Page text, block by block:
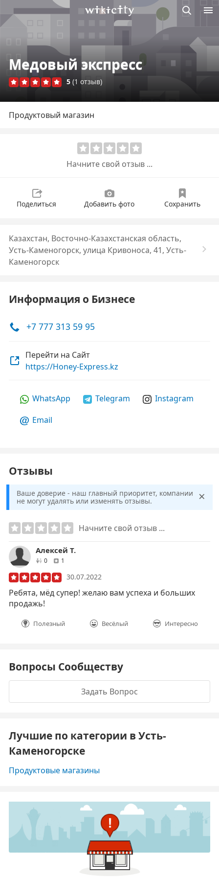
Викисити
Медовый экспресс
5 (1 отзыв)
Продуктовый магазин
Начните свой отзыв ...
Поделиться Добавить фото Сохранить
Казахстан, Восточно-Казахстанская область,
Усть-Каменогорск, улица Кривоноса, 41, Усть-
Каменогорск
Информация о Бизнесе
+7 777 313 59 95
Перейти на Сайт
https://Honey-Express.kz
WhatsApp Telegram
Instagram
Email
Отзывы
Ваше доверие - наш главный приоритет, компании
не могут удалять или изменять отзывы.
×
Начните свой отзыв ...
Алексей Т.
0друзей1
30.07.2022
Ребята, мёд супер! желаю вам успеха и больших
продажь!
Полезный Весёлый Интересно
Вопросы Сообществу
Задать Вопрос
Лучшие по категории в Усть-
Каменогорске
Продуктовые магазины